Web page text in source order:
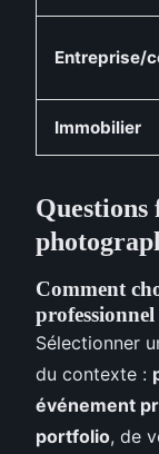
Entreprise/
Immobilier
Questions
Comment
Sélectionner
du contexte :
événement
portfolio, de